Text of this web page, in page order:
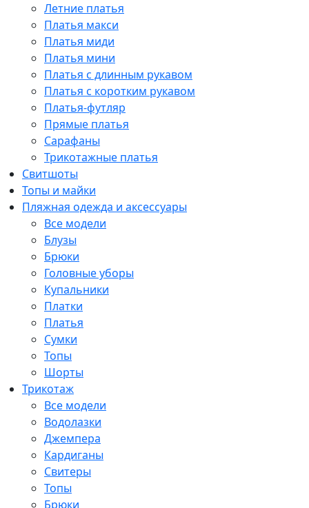
Летние платья
Платья макси
Платья миди
Платья мини
Платья с длинным рукавом
Платья с коротким рукавом
Платья-футляр
Прямые платья
Сарафаны
Трикотажные платья
Свитшоты
Топы и майки
Пляжная одежда и аксессуары
Все модели
Блузы
Брюки
Головные уборы
Купальники
Платки
Платья
Сумки
Топы
Шорты
Трикотаж
Все модели
Водолазки
Джемпера
Кардиганы
Свитеры
Топы
Брюки